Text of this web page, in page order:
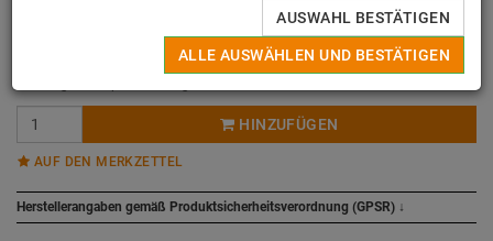
Versandkosten
HINZUFÜGEN
AUF DEN MERKZETTEL
Herstellerangaben gemäß Produktsicherheitsverordnung (GPSR) ↓
AUSWAHL BESTÄTIGEN
ALLE AUSWÄHLEN UND BESTÄTIGEN